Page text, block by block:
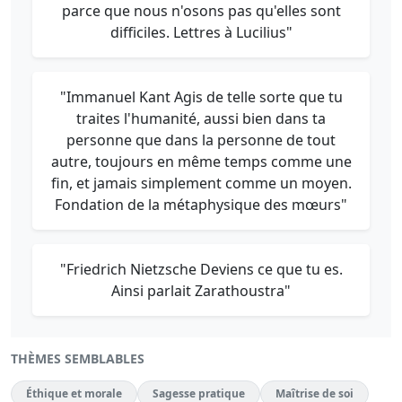
parce que nous n'osons pas qu'elles sont
difficiles. Lettres à Lucilius"
"Immanuel Kant Agis de telle sorte que tu
traites l'humanité, aussi bien dans ta
personne que dans la personne de tout
autre, toujours en même temps comme une
fin, et jamais simplement comme un moyen.
Fondation de la métaphysique des mœurs"
"Friedrich Nietzsche Deviens ce que tu es.
Ainsi parlait Zarathoustra"
THÈMES SEMBLABLES
Éthique et morale Sagesse pratique
Maîtrise de soi